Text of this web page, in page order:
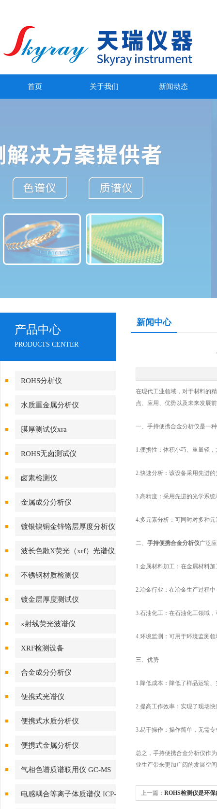
首页 关于我们 新闻动态
产品中心
PRODUCTS CENTER
ROHS分析仪
水质重金属分析仪
膜厚测试仪xra
ROHS无卤测试仪
卤素检测仪
金属成分分析仪
镀银镍铜金锌铬层厚度分析仪
波长色散X荧光（xrf）光谱仪
不锈钢材质检测仪
镀金层厚度测试仪
x射线荧光波谱仪
XRF检测设备
合金成分分析仪
便携式光谱仪
便携式水质分析仪
便携式金属分析仪
气相色谱质谱联用仪 GC-MS
电感耦合等离子体质谱仪 ICP-
新闻中心
在现代工业领域，对于材料的
点、应用、优势以及未来发展
一、手持便携合金分析仪是一
1.便携性：体积小巧、重量轻
2.快速分析：该设备采用先进
3.高精度：采用先进的光学系
4.多元素分析：可同时对多种
二、 手持便携合金分析仪广泛
1.金属材料加工：在金属材料
2.冶金行业：在冶金生产过程
3.石油化工：在石油化工领域
4.环境监测：可用于环境监测
三、优势
1.降低成本：降低了样品运输
2.提高工作效率：实现了现场
3.易于操作：操作简单，无需
总之，手持便携合金分析仪作
业生产带来更加广阔的发展空
上一篇： ROHS检测仪是环